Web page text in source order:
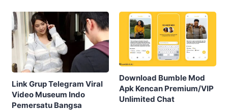
Link Grup Telegram Viral
Video Museum Indo
Pemersatu Bangsa
Download Bumble Mod
Apk Kencan Premium/VIP
Unlimited Chat